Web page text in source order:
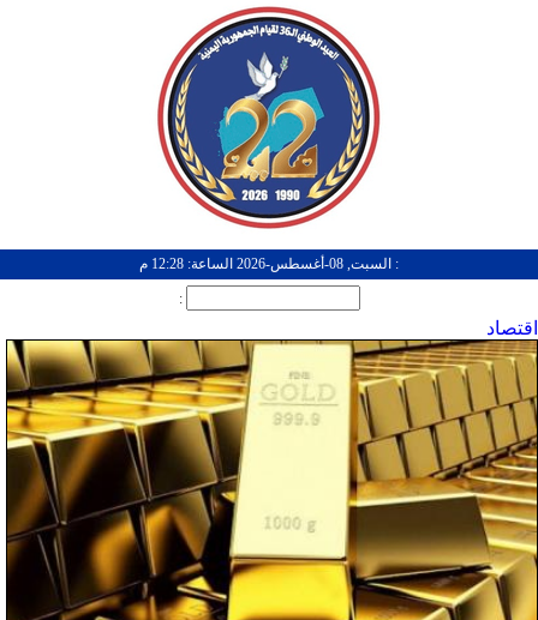
: السبت, 08-أغسطس-2026 الساعة: 12:28 م
:
اقتصاد